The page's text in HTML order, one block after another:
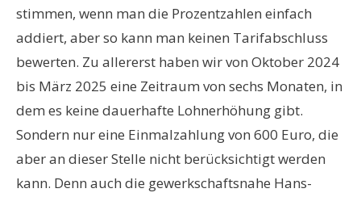
stimmen, wenn man die Prozentzahlen einfach
addiert, aber so kann man keinen Tarifabschluss
bewerten. Zu allererst haben wir von Oktober 2024
bis März 2025 eine Zeitraum von sechs Monaten, in
dem es keine dauerhafte Lohnerhöhung gibt.
Sondern nur eine Einmalzahlung von 600 Euro, die
aber an dieser Stelle nicht berücksichtigt werden
kann. Denn auch die gewerkschaftsnahe Hans-